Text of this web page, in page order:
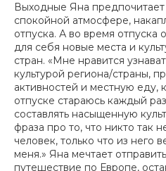
Выходные Яна
спокойной атмосфере,
отпуска. А во время отпуска
для себя новые места и
стран. «Мне нравится
культурой региона/страны,
активностей и местную еду,
отпуске стараюсь каждый
составлять насыщенную
фраза про то, что никто так
человек, только что из него
меня.» Яна мечтает
путешествие по Европе,